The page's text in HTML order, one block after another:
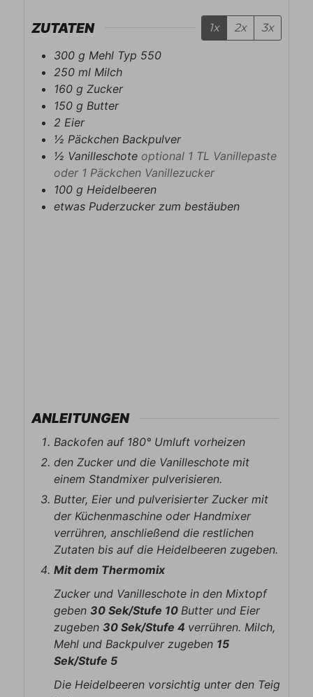
ZUTATEN 1x 2x 3x
300 g Mehl Typ 550
250 ml Milch
160 g Zucker
150 g Butter
2 Eier
½ Päckchen Backpulver
½ Vanilleschote optional 1 TL Vanillepaste
oder 1 Päckchen Vanillezucker
100 g Heidelbeeren
etwas Puderzucker zum bestäuben
ANLEITUNGEN
Backofen auf 180° Umluft vorheizen
den Zucker und die Vanilleschote mit
einem Standmixer pulverisieren.
Butter, Eier und pulverisierter Zucker mit
der Küchenmaschine oder Handmixer
verrühren, anschließend die restlichen
Zutaten bis auf die Heidelbeeren zugeben.
Mit dem Thermomix
Zucker und Vanilleschote in den Mixtopf
geben30 Sek/Stufe 10 Butter und Eier
zugeben30 Sek/Stufe 4 verrühren. Milch,
Mehl und Backpulver zugeben 15
Sek/Stufe 5
Die Heidelbeeren vorsichtig unter den Teig